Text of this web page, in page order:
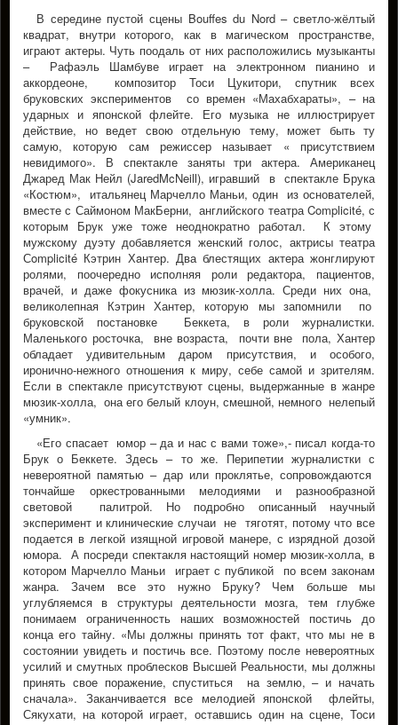
В середине пустой сцены Bouffes du Nord – светло-жёлтый
квадрат, внутри которого, как в магическом пространстве,
играют актеры. Чуть поодаль от них расположились музыканты
– Рафаэль Шамбуве играет на электронном пианино и
аккордеоне, композитор Тоси Цукитори, спутник всех
бруковских экспериментов со времен «Махабхараты», – на
ударных и японской флейте. Его музыка не иллюстрирует
действие, но ведет свою отдельную тему, может быть ту
самую, которую сам режиссер называет « присутствием
невидимого». В спектакле заняты три актера. Американец
Джаред Мак Нейл (JaredMcNeill), игравший в спектакле Брука
«Костюм», итальянец Марчелло Маньи, один из основателей,
вместе с Саймоном МакБерни, английского театра Complicité, с
которым Брук уже тоже неоднократно работал. К этому
мужскому дуэту добавляется женский голос, актрисы театра
Сomplicité Кэтрин Хaнтер. Два блестящих актера жонглируют
ролями, поочередно исполняя роли редактора, пациентов,
врачей, и даже фокусника из мюзик-холла. Среди них она,
великолепная Кэтрин Хантер, которую мы запомнили по
бруковской постановке Беккета, в роли журналистки.
Маленького росточка, вне возраста, почти вне пола, Хантер
обладает удивительным даром присутствия, и особого,
иронично-нежного отношения к миру, себе самой и зрителям.
Если в спектакле присутствуют сцены, выдержанные в жанре
мюзик-холла, она его белый клоун, смешной, немного нелепый
«умник».
«Его спасает юмор – да и нас с вами тоже»,- писал когда-то
Брук о Беккете. Здесь – то же. Перипетии журналистки с
невероятной памятью – дар или проклятье, сопровождаются
тончайше оркестрованными мелодиями и разнообразной
световой палитрой. Но подробно описанный научный
эксперимент и клинические случаи не тяготят, потому что все
подается в легкой изящной игровой манере, с изрядной дозой
юмора. А посреди спектакля настоящий номер мюзик-холла, в
котором Марчелло Маньи играет с публикой по всем законам
жанра. Зачем все это нужно Бруку? Чем больше мы
углубляемся в структуры деятельности мозга, тем глубже
понимаем ограниченность наших возможностей постичь до
конца его тайну. «Мы должны принять тот факт, что мы не в
состоянии увидеть и постичь все. Поэтому после невероятных
усилий и смутных проблесков Высшей Реальности, мы должны
принять свое поражение, спуститься на землю, – и начать
сначала». Заканчивается все мелодией японской флейты,
Сякухати, на которой играет, оставшись один на сцене, Тоси